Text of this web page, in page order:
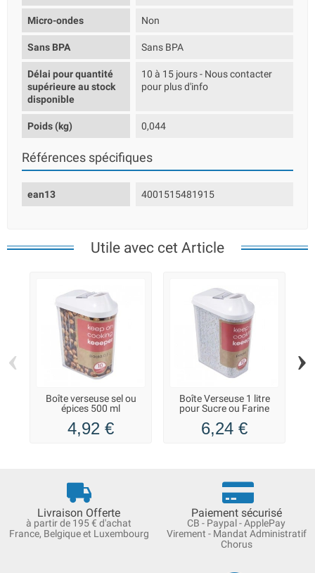
Micro-ondes Non
Sans BPA Sans BPA
Délai pour quantité
supérieure au stock
disponible
10 à 15 jours - Nous contacter
pour plus d'info
Poids (kg) 0,044
Références spécifiques
ean13 4001515481915
Utile avec cet Article
Boîte verseuse sel ou
épices 500 ml
4,92 €
Boîte Verseuse 1 litre
pour Sucre ou Farine
6,24 €
‹ ›
Livraison Offerte
à partir de 195 € d'achat
France, Belgique et Luxembourg
Paiement sécurisé
CB - Paypal - ApplePay
Virement - Mandat Administratif
Chorus